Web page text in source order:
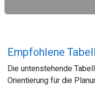
Empfohlene
Die untenstehende
Orientierung für die